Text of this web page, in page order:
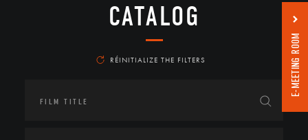
CATALOG
RÉINITIALIZE THE FILTERS E-MEETING ROOM